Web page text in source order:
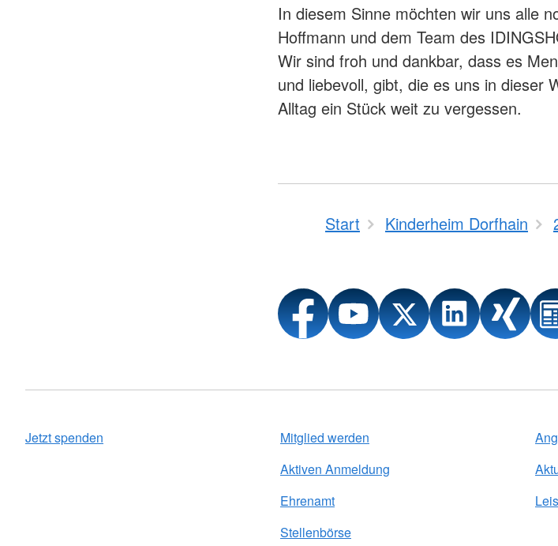
In diesem Sinne möchten wir uns alle
Hoffmann und dem Team des
Wir sind froh und dankbar, dass es
und liebevoll, gibt, die es uns in dieser
Alltag ein Stück weit zu vergessen.
Start Kinderheim Dorfhain
Jetzt spenden
Mitglied werden
Aktiven Anmeldung
Ehrenamt
Stellenbörse